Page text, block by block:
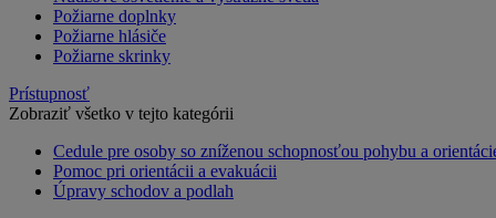
Požiarne doplnky
Požiarne hlásiče
Požiarne skrinky
Prístupnosť
Zobraziť všetko v tejto kategórii
Cedule pre osoby so zníženou schopnosťou pohybu a
Pomoc pri orientácii a evakuácii
Úpravy schodov a podlah